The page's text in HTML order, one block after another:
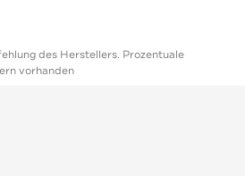
des Herstellers. Prozentuale
vorhanden